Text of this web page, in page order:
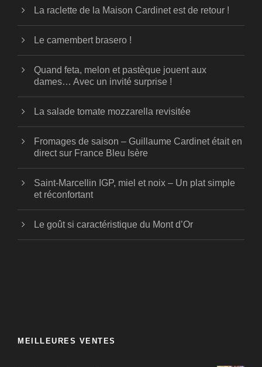
La raclette de la Maison Cardinet est de retour !
Le camembert brasero !
Quand feta, melon et pastèque jouent aux
dames… Avec un invité surprise !
La salade tomate mozzarella revisitée
Fromages de saison – Guillaume Cardinet était en
direct sur France Bleu Isère
Saint-Marcellin IGP, miel et noix – Un plat simple
et réconfortant
Le goût si caractéristique du Mont d’Or
MEILLEURES VENTES